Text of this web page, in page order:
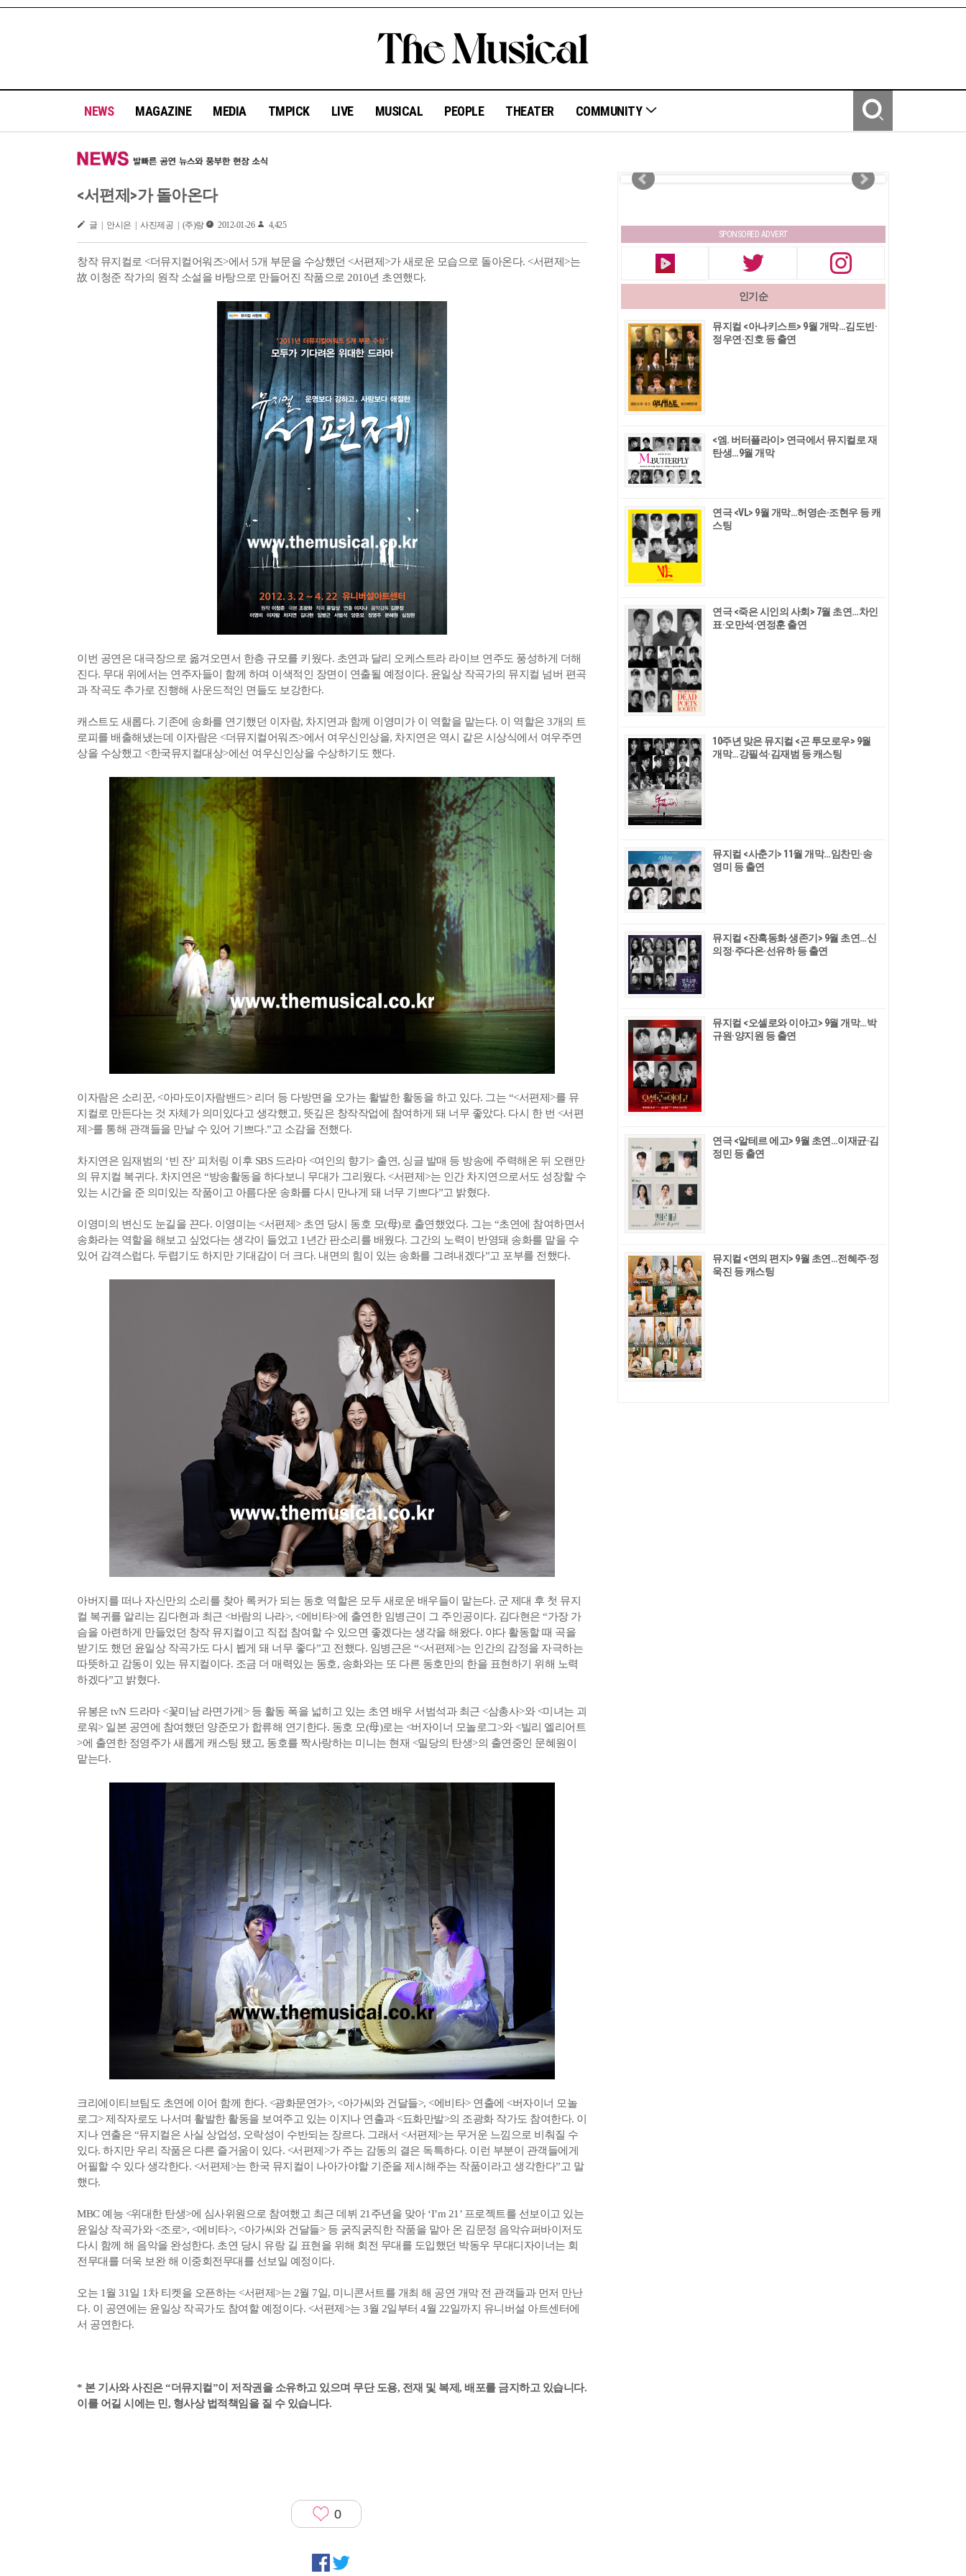
NEWS MAGAZINE MEDIA TMPICK LIVE MUSICAL PEOPLE THEATER COMMUNITY
<서편제>가 돌아온다
글 | 안시은 | 사진제공 | (주)랑 2012-01-26 4,425
창작 뮤지컬로 <더뮤지컬어워즈>에서 5개 부문을 수상했던 <서편제>가 새로운 모습으로 돌아온다. <서편제>는
故 이청준 작가의 원작 소설을 바탕으로 만들어진 작품으로 2010년 초연했다.
이번 공연은 대극장으로 옮겨오면서 한층 규모를 키웠다. 초연과 달리 오케스트라 라이브 연주도 풍성하게 더해
진다. 무대 위에서는 연주자들이 함께 하며 이색적인 장면이 연출될 예정이다. 윤일상 작곡가의 뮤지컬 넘버 편곡
과 작곡도 추가로 진행해 사운드적인 면들도 보강한다.
캐스트도 새롭다. 기존에 송화를 연기했던 이자람, 차지연과 함께 이영미가 이 역할을 맡는다. 이 역할은 3개의 트
로피를 배출해냈는데 이자람은 <더뮤지컬어워즈>에서 여우신인상을, 차지연은 역시 같은 시상식에서 여우주연
상을 수상했고 <한국뮤지컬대상>에선 여우신인상을 수상하기도 했다.
이자람은 소리꾼, <아마도이자람밴드> 리더 등 다방면을 오가는 활발한 활동을 하고 있다. 그는 “<서편제>를 뮤
지컬로 만든다는 것 자체가 의미있다고 생각했고, 뜻깊은 창작작업에 참여하게 돼 너무 좋았다. 다시 한 번 <서편
제>를 통해 관객들을 만날 수 있어 기쁘다.”고 소감을 전했다.
차지연은 임재범의 ‘빈 잔’ 피처링 이후 SBS 드라마 <여인의 향기> 출연, 싱글 발매 등 방송에 주력해온 뒤 오랜만
의 뮤지컬 복귀다. 차지연은 “방송활동을 하다보니 무대가 그리웠다. <서편제>는 인간 차지연으로서도 성장할 수
있는 시간을 준 의미있는 작품이고 아름다운 송화를 다시 만나게 돼 너무 기쁘다”고 밝혔다.
이영미의 변신도 눈길을 끈다. 이영미는 <서편제> 초연 당시 동호 모(母)로 출연했었다. 그는 “초연에 참여하면서
송화라는 역할을 해보고 싶었다는 생각이 들었고 1년간 판소리를 배웠다. 그간의 노력이 반영돼 송화를 맡을 수
있어 감격스럽다. 두렵기도 하지만 기대감이 더 크다. 내면의 힘이 있는 송화를 그려내겠다”고 포부를 전했다.
아버지를 떠나 자신만의 소리를 찾아 록커가 되는 동호 역할은 모두 새로운 배우들이 맡는다. 군 제대 후 첫 뮤지
컬 복귀를 알리는 김다현과 최근 <바람의 나라>, <에비타>에 출연한 임병근이 그 주인공이다. 김다현은 “가장 가
슴을 아련하게 만들었던 창작 뮤지컬이고 직접 참여할 수 있으면 좋겠다는 생각을 해왔다. 야다 활동할 때 곡을
받기도 했던 윤일상 작곡가도 다시 뵙게 돼 너무 좋다”고 전했다. 임병근은 “<서편제>는 인간의 감정을 자극하는
따뜻하고 감동이 있는 뮤지컬이다. 조금 더 매력있는 동호, 송화와는 또 다른 동호만의 한을 표현하기 위해 노력
하겠다”고 밝혔다.
유봉은 tvN 드라마 <꽃미남 라면가게> 등 활동 폭을 넓히고 있는 초연 배우 서범석과 최근 <삼총사>와 <미녀는 괴
로워> 일본 공연에 참여했던 양준모가 합류해 연기한다. 동호 모(母)로는 <버자이너 모놀로그>와 <빌리 엘리어트
>에 출연한 정영주가 새롭게 캐스팅 됐고, 동호를 짝사랑하는 미니는 현재 <밀당의 탄생>의 출연중인 문혜원이
맡는다.
크리에이티브팀도 초연에 이어 함께 한다. <광화문연가>, <아가씨와 건달들>, <에비타> 연출에 <버자이너 모놀
로그> 제작자로도 나서며 활발한 활동을 보여주고 있는 이지나 연출과 <됴화만발>의 조광화 작가도 참여한다. 이
지나 연출은 “뮤지컬은 사실 상업성, 오락성이 수반되는 장르다. 그래서 <서편제>는 무거운 느낌으로 비춰질 수
있다. 하지만 우리 작품은 다른 즐거움이 있다. <서편제>가 주는 감동의 결은 독특하다. 이런 부분이 관객들에게
어필할 수 있다 생각한다. <서편제>는 한국 뮤지컬이 나아가야할 기준을 제시해주는 작품이라고 생각한다”고 말
했다.
MBC 예능 <위대한 탄생>에 심사위원으로 참여했고 최근 데뷔 21주년을 맞아 ‘I’m 21’ 프로젝트를 선보이고 있는
윤일상 작곡가와 <조로>, <에비타>, <아가씨와 건달들> 등 굵직굵직한 작품을 맡아 온 김문정 음악슈퍼바이저도
다시 함께 해 음악을 완성한다. 초연 당시 유랑 길 표현을 위해 회전 무대를 도입했던 박동우 무대디자이너는 회
전무대를 더욱 보완 해 이중회전무대를 선보일 예정이다.
오는 1월 31일 1차 티켓을 오픈하는 <서편제>는 2월 7일, 미니콘서트를 개최 해 공연 개막 전 관객들과 먼저 만난
다. 이 공연에는 윤일상 작곡가도 참여할 예정이다. <서편제>는 3월 2일부터 4월 22일까지 유니버설 아트센터에
서 공연한다.
* 본 기사와 사진은 “더뮤지컬”이 저작권을 소유하고 있으며 무단 도용, 전재 및 복제, 배포를 금지하고 있습니다.
이를 어길 시에는 민, 형사상 법적책임을 질 수 있습니다.
0
SPONSORED ADVERT
인기순
뮤지컬 <아나키스트> 9월 개막…김도빈·
정우연·진호 등 출연
<엠. 버터플라이> 연극에서 뮤지컬로 재
탄생…9월 개막
연극 <VL> 9월 개막…허영손·조현우 등 캐
스팅
연극 <죽은 시인의 사회> 7월 초연…차인
표·오만석·연정훈 출연
10주년 맞은 뮤지컬 <곤 투모로우> 9월
개막…강필석·김재범 등 캐스팅
뮤지컬 <사춘기> 11월 개막…임찬민·송
영미 등 출연
뮤지컬 <잔혹동화 생존기> 9월 초연…신
의정·주다온·선유하 등 출연
뮤지컬 <오셀로와 이아고> 9월 개막…박
규원·양지원 등 출연
연극 <알테르 에고> 9월 초연…이재균·김
정민 등 출연
뮤지컬 <연의 편지> 9월 초연…전혜주·정
욱진 등 캐스팅